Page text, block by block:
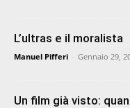
L’ultras e il moralista
Manuel Pifferi - Gennaio 29,
Un film già visto: